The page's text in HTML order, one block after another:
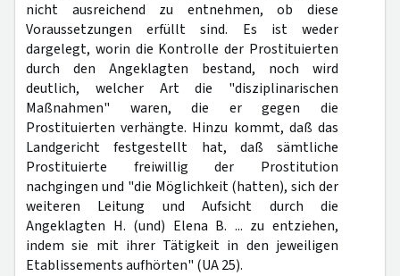
nicht ausreichend zu entnehmen, ob diese
Voraussetzungen erfüllt sind. Es ist weder
dargelegt, worin die Kontrolle der Prostituierten
durch den Angeklagten bestand, noch wird
deutlich, welcher Art die "disziplinarischen
Maßnahmen" waren, die er gegen die
Prostituierten verhängte. Hinzu kommt, daß das
Landgericht festgestellt hat, daß sämtliche
Prostituierte freiwillig der Prostitution
nachgingen und "die Möglichkeit (hatten), sich der
weiteren Leitung und Aufsicht durch die
Angeklagten H. (und) Elena B. ... zu entziehen,
indem sie mit ihrer Tätigkeit in den jeweiligen
Etablissements aufhörten" (UA 25).